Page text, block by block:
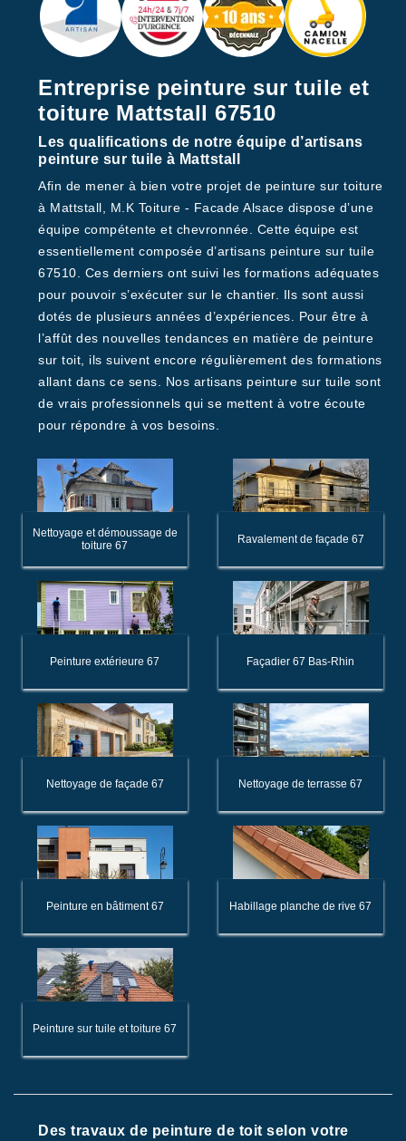
Entreprise peinture sur tuile et
toiture Mattstall 67510
Les qualifications de notre équipe d’artisans
peinture sur tuile à Mattstall
Afin de mener à bien votre projet de peinture sur toiture
à Mattstall, M.K Toiture - Facade Alsace dispose d’une
équipe compétente et chevronnée. Cette équipe est
essentiellement composée d’artisans peinture sur tuile
67510. Ces derniers ont suivi les formations adéquates
pour pouvoir s’exécuter sur le chantier. Ils sont aussi
dotés de plusieurs années d’expériences. Pour être à
l’affût des nouvelles tendances en matière de peinture
sur toit, ils suivent encore régulièrement des formations
allant dans ce sens. Nos artisans peinture sur tuile sont
de vrais professionnels qui se mettent à votre écoute
pour répondre à vos besoins.
Nettoyage et démoussage de
toiture 67
Ravalement de façade 67
Peinture extérieure 67 Façadier 67 Bas-Rhin
Nettoyage de façade 67 Nettoyage de terrasse 67
Peinture en bâtiment 67 Habillage planche de rive 67
Peinture sur tuile et toiture 67
Des travaux de peinture de toit selon votre